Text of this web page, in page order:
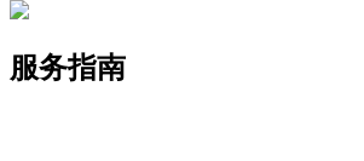
服务指南